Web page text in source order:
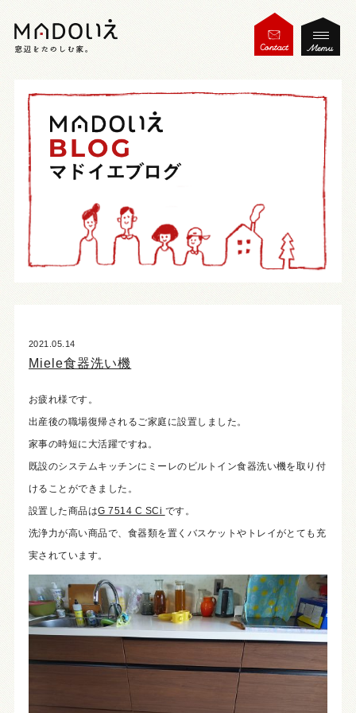
2021.05.14
Miele食器洗い機
お疲れ様です。
出産後の職場復帰されるご家庭に設置しました。
家事の時短に大活躍ですね。
既設のシステムキッチンにミーレのビルトイン食器洗い機を取り付
けることができました。
設置した商品はG 7514 C SCi です。
洗浄力が高い商品で、食器類を置くバスケットやトレイがとても充
実されています。